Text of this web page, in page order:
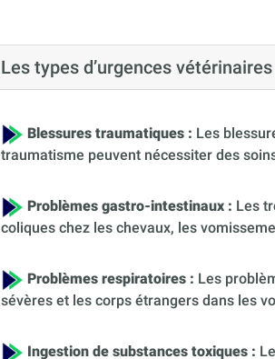
Les types d’urgences
Blessures traumatiques : Les
traumatisme peuvent nécessiter des
Problèmes gastro-intestinaux : Les
coliques chez les chevaux, les
Problèmes respiratoires : Les
sévères et les corps étrangers dans les
Ingestion de substances toxiques :